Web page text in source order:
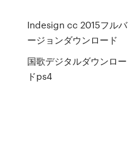
Indesign cc 2015フルバ
ージョンダウンロード
国歌デジタルダウンロー
ドps4